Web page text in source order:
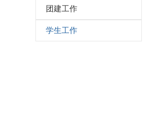
团建工作
学生工作